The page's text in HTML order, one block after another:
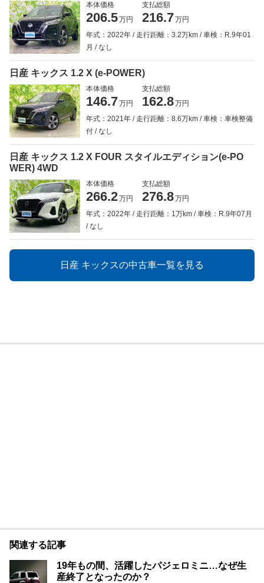
本体価格
206.5万円
支払総額
216.7万円
年式：2022年
走行距離：3.2万km
車検：R.9年01
月
なし
日産 キックス 1.2 X (e-POWER)
本体価格
146.7万円
支払総額
162.8万円
年式：2021年
走行距離：8.6万km
車検：車検整備
付
なし
日産 キックス 1.2 X FOUR スタイルエディション(e-PO
WER) 4WD
本体価格
266.2万円
支払総額
276.8万円
年式：2022年
走行距離：1万km
車検：R.9年07月
なし
日産 キックスの中古車一覧を見る
関連する記事
19年もの間、活躍したパジェロミニ…なぜ生
産終了となったのか？